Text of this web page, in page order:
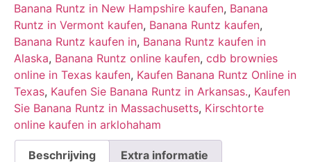
Banana Runtz in New Hampshire kaufen, Banana
Runtz in Vermont kaufen, Banana Runtz kaufen,
Banana Runtz kaufen in, Banana Runtz kaufen in
Alaska, Banana Runtz online kaufen, cdb brownies
online in Texas kaufen, Kaufen Banana Runtz Online in
Texas, Kaufen Sie Banana Runtz in Arkansas., Kaufen
Sie Banana Runtz in Massachusetts, Kirschtorte
online kaufen in arklohaham
Beschrijving Extra informatie